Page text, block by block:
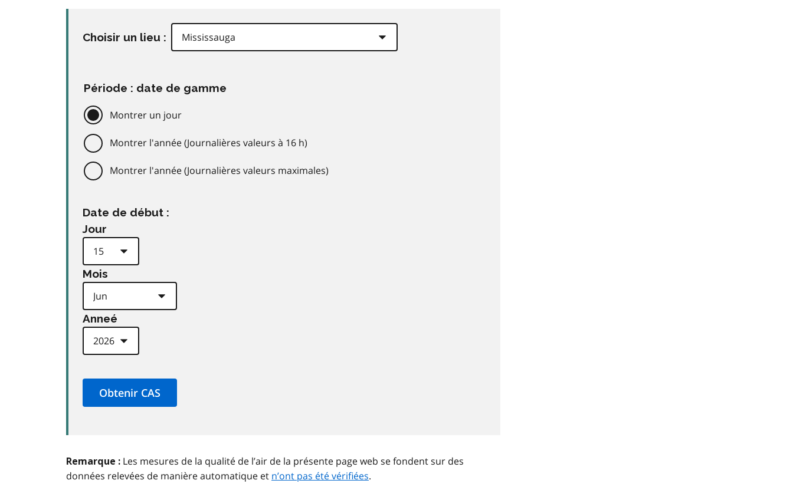
Choisir un lieu :
Période : date de gamme
Montrer un jour
Montrer l'année (Journalières valeurs à 16 h)
Montrer l'année (Journalières valeurs maximales)
Date de début :
Jour
Mois
Anneé
Remarque : Les mesures de la qualité de l’air de la présente page web se fondent sur des
données relevées de manière automatique et n’ont pas été vérifiées.